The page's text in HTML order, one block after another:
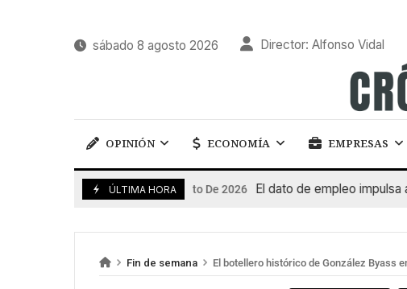
sábado 8 agosto 2026 Director: Alfonso Vidal
OPINIÓN ECONOMÍA EMPRESAS
ÚLTIMA HORA
7 De Agosto De 2026 El dato de empleo impulsa a
Fin de semana El botellero histórico de González Byass